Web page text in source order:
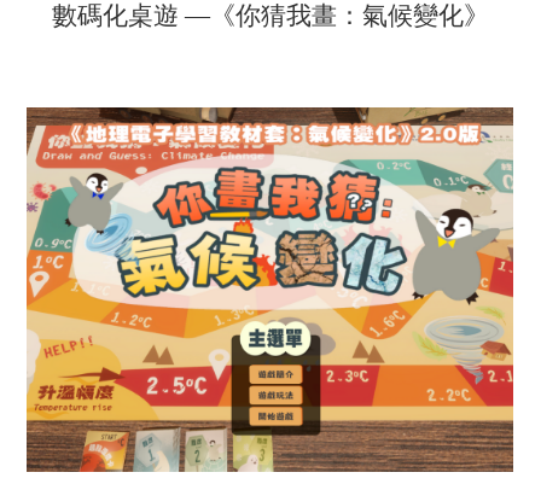
數碼化桌遊 —《你猜我畫：氣候變化》